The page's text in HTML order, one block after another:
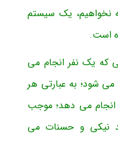
یک سیستم
است.
که یک نفر انجام می
شود؛ به عبارتی هر
انجام می دهد؛ موجب
نیکی و حسنات می